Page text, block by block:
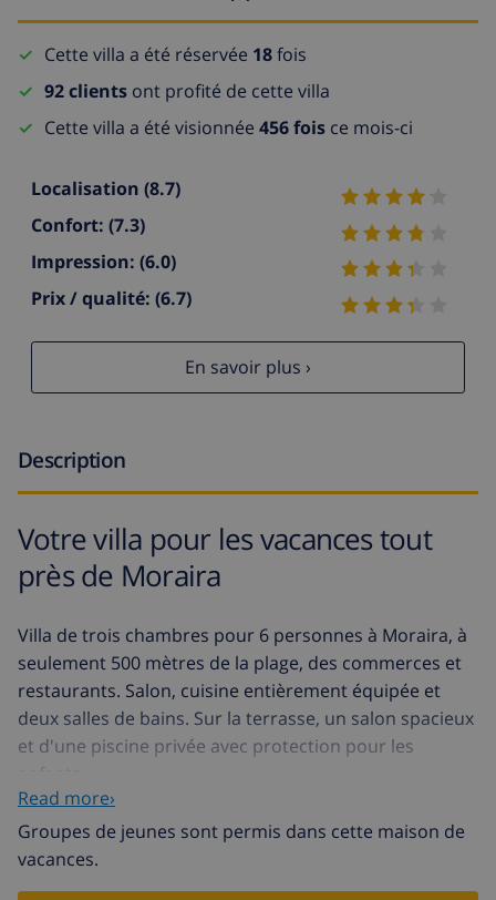
Cette villa a été réservée 18fois
92 clients ont profité de cette villa
Cette villa a été visionnée 456 fois ce mois-ci
Localisation (8.7)
Confort: (7.3)
Impression: (6.0)
Prix / qualité: (6.7)
En savoir plus ›
Description
Votre villa pour les vacances tout
près de Moraira
Villa de trois chambres pour 6 personnes à Moraira, à
seulement 500 mètres de la plage, des commerces et
restaurants. Salon, cuisine entièrement équipée et
deux salles de bains. Sur la terrasse, un salon spacieux
et d'une piscine privée avec protection pour les
enfants.
Cette villa est très appropriée pour les familles.
Read more›
Groupes de jeunes sont permis dans cette maison de
vacances.